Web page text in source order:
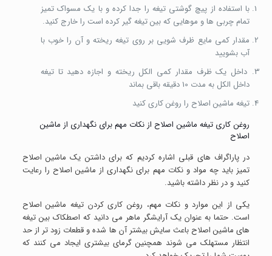
با استفاده از پیچ گوشتی تیغه را جدا کرده و با یک مسواک تمیز
تمام چربی ها و موهایی که بین تیغه گیر کرده است را خارج کنید.
مقدار کمی مایع ظرف شویی بر روی تیغه ریخته و آن را خوب با
آب بشویید
داخل یک ظرف مقدار کمی الکل ریخته و اجازه دهید تا تیغه
داخل الکل به مدت 10 دقیقه باقی بماند
تیغه ماشین اصلاح را روغن کاری کنید
روغن کاری تیغه ماشین اصلاح از نکات مهم برای نگهداری از ماشین
اصلاح
در پاراگراف های قبلی اشاره کردیم که برای داشتن یک ماشین اصلاح
تمیز باید چه مواد و نکات مهم برای نگهداری از ماشین اصلاح را رعایت
کنید و در نظر داشته باشید.
یکی از این موارد و نکات مهم، روغن کاری کردن تیغه ماشین اصلاح
است. حتما به عنوان یک آرایشگر ماهر می دانید که اصطکاک بین تیغه
های ماشین اصلاح باعث سایش بیشتر آن ‌ها شده و قطعات زود تر از حد
انتظار مستهلک می ‌شوند همچنین گرمای بیشتری ایجاد می کنند که